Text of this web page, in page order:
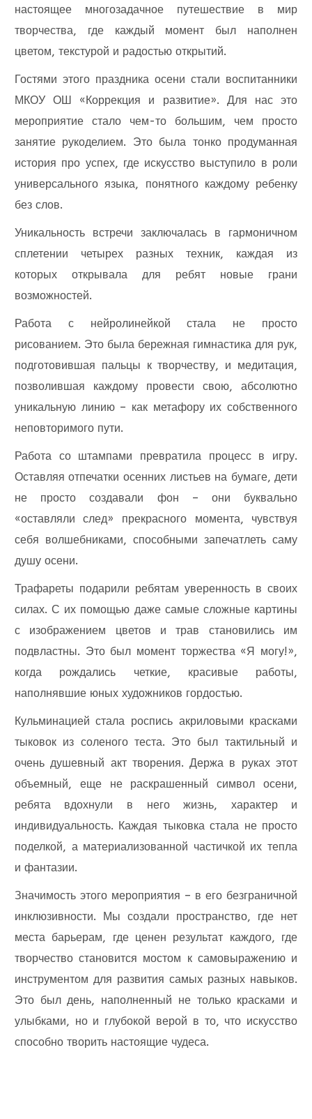
настоящее многозадачное путешествие в мир
творчества, где каждый момент был наполнен
цветом, текстурой и радостью открытий.
Гостями этого праздника осени стали воспитанники
МКОУ ОШ «Коррекция и развитие». Для нас это
мероприятие стало чем-то большим, чем просто
занятие рукоделием. Это была тонко продуманная
история про успех, где искусство выступило в роли
универсального языка, понятного каждому ребенку
без слов.
Уникальность встречи заключалась в гармоничном
сплетении четырех разных техник, каждая из
которых открывала для ребят новые грани
возможностей.
Работа с нейролинейкой стала не просто
рисованием. Это была бережная гимнастика для рук,
подготовившая пальцы к творчеству, и медитация,
позволившая каждому провести свою, абсолютно
уникальную линию – как метафору их собственного
неповторимого пути.
Работа со штампами превратила процесс в игру.
Оставляя отпечатки осенних листьев на бумаге, дети
не просто создавали фон – они буквально
«оставляли след» прекрасного момента, чувствуя
себя волшебниками, способными запечатлеть саму
душу осени.
Трафареты подарили ребятам уверенность в своих
силах. С их помощью даже самые сложные картины
с изображением цветов и трав становились им
подвластны. Это был момент торжества «Я могу!»,
когда рождались четкие, красивые работы,
наполнявшие юных художников гордостью.
Кульминацией стала роспись акриловыми красками
тыковок из соленого теста. Это был тактильный и
очень душевный акт творения. Держа в руках этот
объемный, еще не раскрашенный символ осени,
ребята вдохнули в него жизнь, характер и
индивидуальность. Каждая тыковка стала не просто
поделкой, а материализованной частичкой их тепла
и фантазии.
Значимость этого мероприятия – в его безграничной
инклюзивности. Мы создали пространство, где нет
места барьерам, где ценен результат каждого, где
творчество становится мостом к самовыражению и
инструментом для развития самых разных навыков.
Это был день, наполненный не только красками и
улыбками, но и глубокой верой в то, что искусство
способно творить настоящие чудеса.